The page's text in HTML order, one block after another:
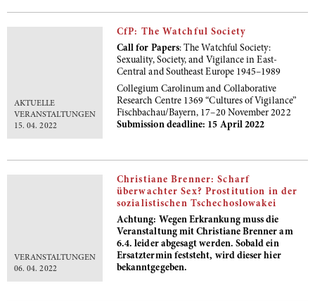
AKTUELLE
VERANSTALTUNGEN
15. 04. 2022
CfP: The Watchful Society
Call for Papers: The Watchful Society:
Sexuality, Society, and Vigilance in East-
Central and Southeast Europe 1945–1989
Collegium Carolinum and Collaborative
Research Centre 1369 “Cultures of Vigilance”
Fischbachau/Bayern, 17–20 November 2022
Submission deadline: 15 April 2022
VERANSTALTUNGEN
06. 04. 2022
Christiane Brenner: Scharf
überwachter Sex? Prostitution in der
sozialistischen Tschechoslowakei
Achtung: Wegen Erkrankung muss die
Veranstaltung mit Christiane Brenner am
6.4. leider abgesagt werden. Sobald ein
Ersatztermin feststeht, wird dieser hier
bekanntgegeben.